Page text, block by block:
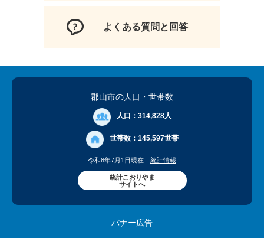
よくある質問と回答
郡山市の人口 ・世帯数
人口： 314,828人
世帯数： 145,597世帯
令和8年7月1日現在 統計情報
統計こおりやま
サイトへ
バナー広告